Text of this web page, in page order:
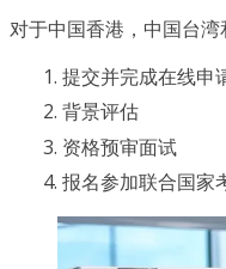
对于中国香港，中国台湾
提交并完成在线申
背景评估
资格预审面试
报名参加联合国家